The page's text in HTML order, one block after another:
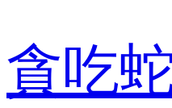
貪吃